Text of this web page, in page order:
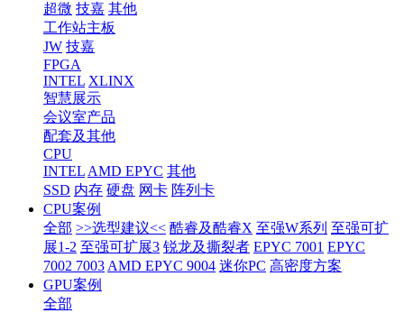
超微 技嘉 其他
工作站主板
JW 技嘉
FPGA
INTEL XLINX
智慧展示
会议室产品
配套及其他
CPU
INTEL AMD EPYC 其他
SSD 内存 硬盘 网卡 阵列卡
CPU案例
全部 >>选型建议<< 酷睿及酷睿X 至强W系列 至强可扩
展1-2 至强可扩展3 锐龙及撕裂者 EPYC 7001 EPYC
7002 7003 AMD EPYC 9004 迷你PC 高密度方案
GPU案例
全部